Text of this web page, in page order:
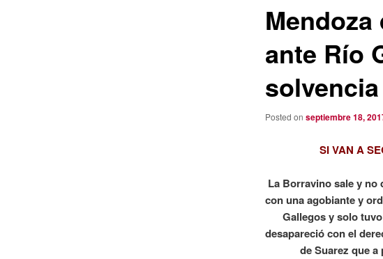
ante Río
Posted on septiembre 18,
SI VAN A
La Borravino sale y no
con una agobiante y
Gallegos y solo
desapareció con el
de Suarez que